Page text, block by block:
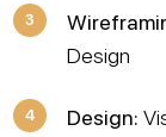
Design
Design: